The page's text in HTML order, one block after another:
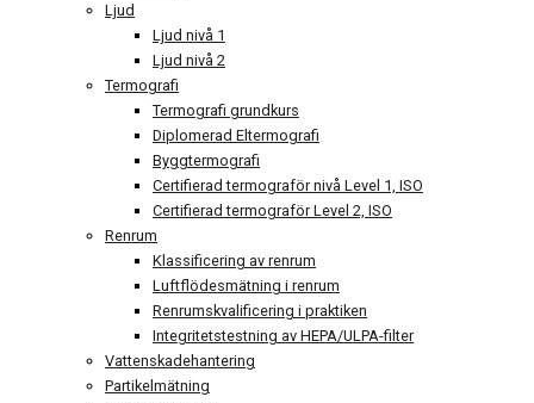
Ljud
Ljud nivå 1
Ljud nivå 2
Termografi
Termografi grundkurs
Diplomerad Eltermografi
Byggtermografi
Certifierad termograför nivå Level 1, ISO
Certifierad termograför Level 2, ISO
Renrum
Klassificering av renrum
Luftflödesmätning i renrum
Renrumskvalificering i praktiken
Integritetstestning av HEPA/ULPA-filter
Vattenskadehantering
Partikelmätning